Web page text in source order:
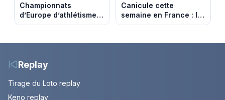
Championnats
d’Europe d’athlétisme
2026 : le programme
sur France Télévisions
Canicule cette
semaine en France : le
pic de chaleur attendu
Replay
Tirage du Loto replay
Keno replay